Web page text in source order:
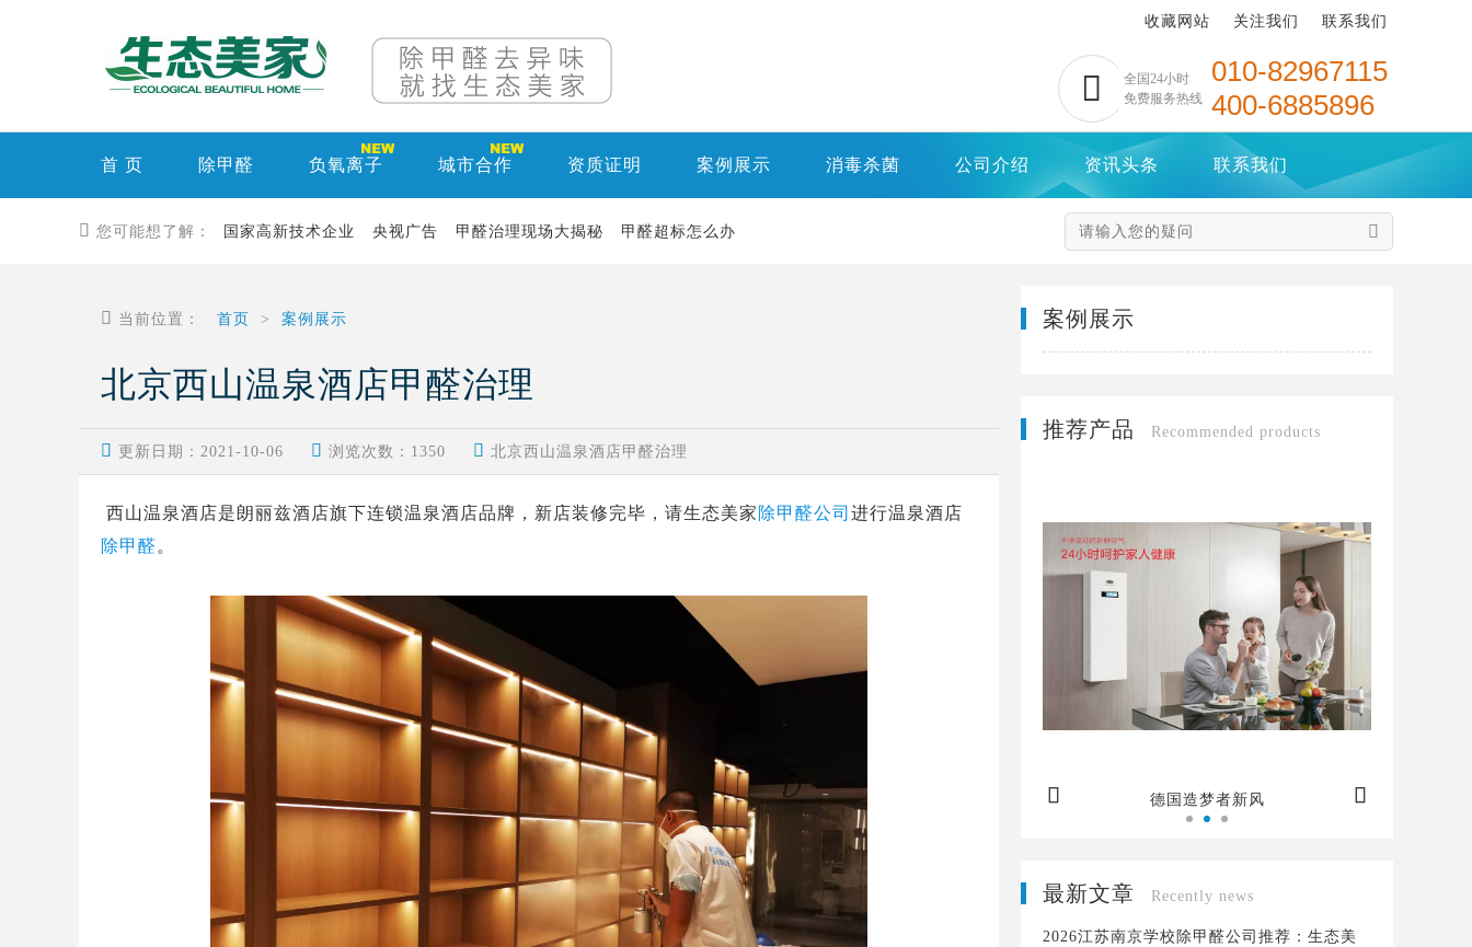

全国24小时
免费服务热线
010-82967115
400-6885896
收藏网站 关注我们 联系我们
首 页 除甲醛 负氧离子 城市合作 资质证明 案例展示 消毒杀菌 公司介绍 资讯头条 联系我们
 您可能想了解： 国家高新技术企业 央视广告 甲醛治理现场大揭秘 甲醛超标怎么办 
 当前位置： 首页 > 案例展示
北京西山温泉酒店甲醛治理
 更新日期：2021-10-06  浏览次数： 1350  北京西山温泉酒店甲醛治理
西山温泉酒店是朗丽兹酒店旗下连锁温泉酒店品牌，新店装修完毕，请生态美家 除甲醛公司 进行温泉酒店
除甲醛。
案例展示
推荐产品 Recommended products
德国造梦者新风 造梦者新风，给您带来持续新鲜空气 德国造梦者新风
 
最新文章 Recently news
2026江苏南京学校除甲醛公司推荐：生态美